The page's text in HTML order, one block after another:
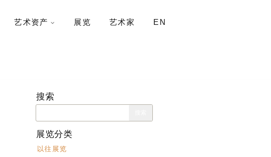
艺术资产 展览 艺术家 EN
搜索
索：
展览分类
以往展览